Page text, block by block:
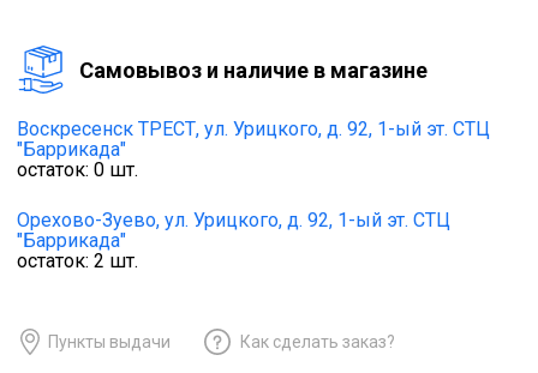
Cамовывоз и наличие в магазине
Воскресенск ТРЕСТ, ул. Урицкого, д. 92, 1-ый эт. СТЦ
"Баррикада"
остаток: 0 шт.
Орехово-Зуево, ул. Урицкого, д. 92, 1-ый эт. СТЦ
"Баррикада"
остаток: 2 шт.
Пункты выдачи Как сделать заказ?